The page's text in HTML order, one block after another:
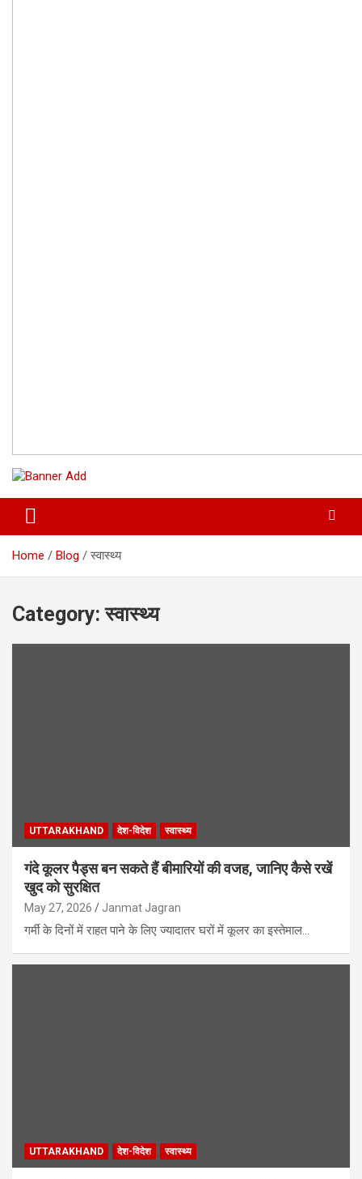
Home Blog स्वास्थ्य
Category:स्वास्थ्य
UTTARAKHAND देश-विदेश स्वास्थ्य
गंदे कूलर पैड्स बन सकते हैं बीमारियों की वजह, जानिए कैसे रखें
खुद को सुरक्षित
May 27, 2026 Janmat Jagran
गर्मी के दिनों में राहत पाने के लिए ज्यादातर घरों में कूलर का इस्तेमाल…
UTTARAKHAND देश-विदेश स्वास्थ्य